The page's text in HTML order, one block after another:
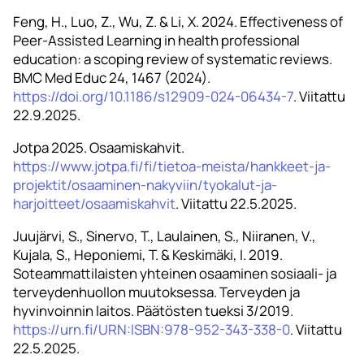
Feng, H., Luo, Z., Wu, Z. & Li, X. 2024. Effectiveness of
Peer-Assisted Learning in health professional
education: a scoping review of systematic reviews.
BMC Med Educ 24, 1467 (2024).
https://doi.org/10.1186/s12909-024-06434-7. Viitattu
22.9.2025.
Jotpa 2025. Osaamiskahvit.
https://www.jotpa.fi/fi/tietoa-meista/hankkeet-ja-
projektit/osaaminen-nakyviin/tyokalut-ja-
harjoitteet/osaamiskahvit. Viitattu 22.5.2025.
Juujärvi, S., Sinervo, T., Laulainen, S., Niiranen, V.,
Kujala, S., Heponiemi, T. & Keskimäki, I. 2019.
Soteammattilaisten yhteinen osaaminen sosiaali- ja
terveydenhuollon muutoksessa. Terveyden ja
hyvinvoinnin laitos. Päätösten tueksi 3/2019.
https://urn.fi/URN:ISBN:978-952-343-338-0. Viitattu
22.5.2025.